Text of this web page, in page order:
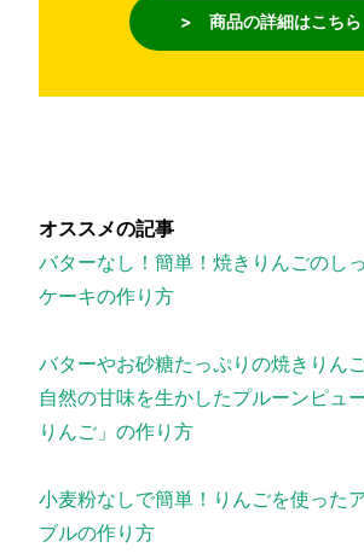
> 商品の詳細はこちら
オススメの記事
バターなし！簡単！焼きりんごのし
ケーキの作り方
バターやお砂糖たっぷりの焼きりん
自然の甘味を生かしたプルーンピュ
りんご」の作り方
小麦粉なしで簡単！りんごを使った
ブルの作り方